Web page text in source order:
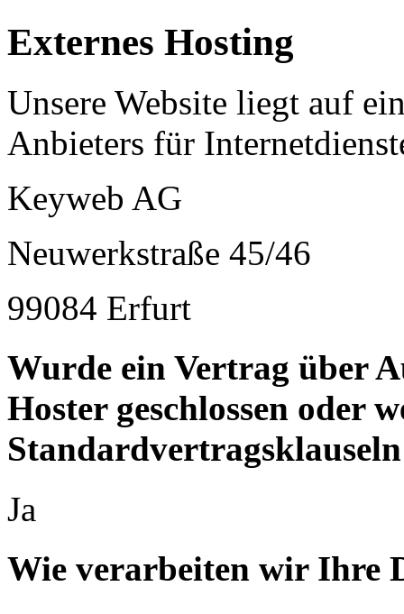
Externes Hosting
Unsere Website liegt auf
Anbieters für
Keyweb AG
Neuwerkstraße 45/46
99084 Erfurt
Wurde ein Vertrag über
Hoster geschlossen oder
Ja
Wie verarbeiten wir Ihre